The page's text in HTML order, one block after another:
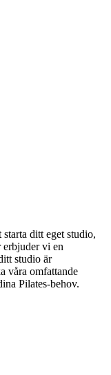
ditt eget studio,
vi en
studio är
våra omfattande
Pilates-behov.